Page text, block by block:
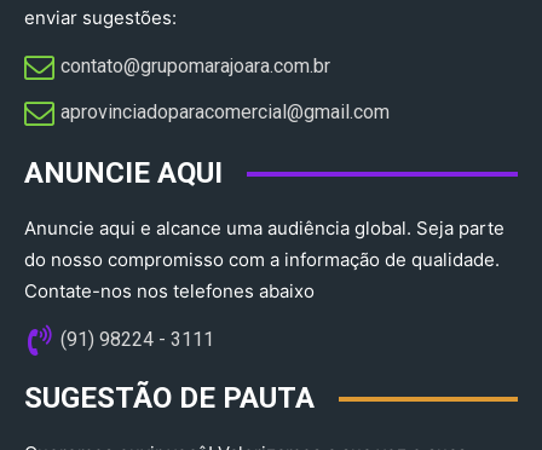
enviar sugestões:
contato@grupomarajoara.com.br
aprovinciadoparacomercial@gmail.com​
ANUNCIE AQUI
Anuncie aqui e alcance uma audiência global. Seja parte
do nosso compromisso com a informação de qualidade.
Contate-nos nos telefones abaixo
(91) 98224 - 3111
SUGESTÃO DE PAUTA